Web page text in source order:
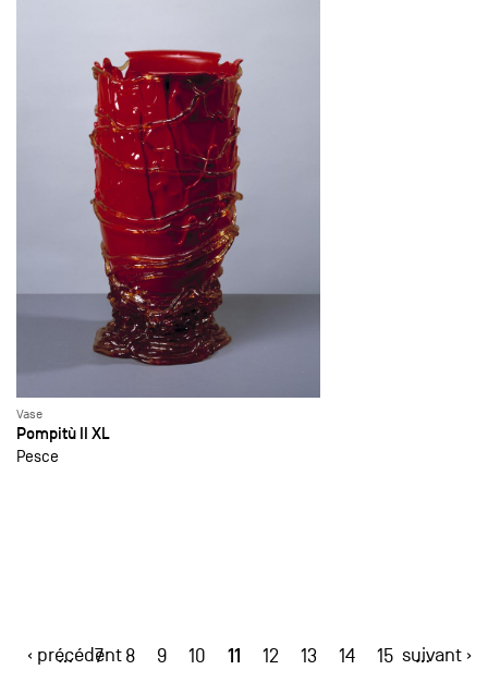
Vase
Pompitù II XL
Pesce
‹ précédent
… 7 8 9 10 11 12 13 14 15 …
suivant ›